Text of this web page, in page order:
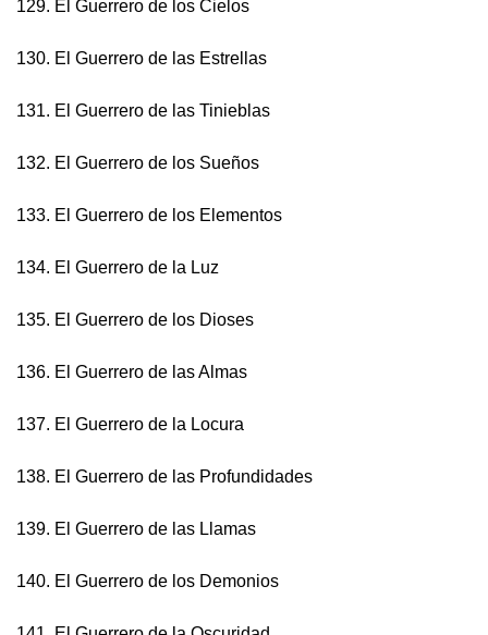
129. El Guerrero de los Cielos
130. El Guerrero de las Estrellas
131. El Guerrero de las Tinieblas
132. El Guerrero de los Sueños
133. El Guerrero de los Elementos
134. El Guerrero de la Luz
135. El Guerrero de los Dioses
136. El Guerrero de las Almas
137. El Guerrero de la Locura
138. El Guerrero de las Profundidades
139. El Guerrero de las Llamas
140. El Guerrero de los Demonios